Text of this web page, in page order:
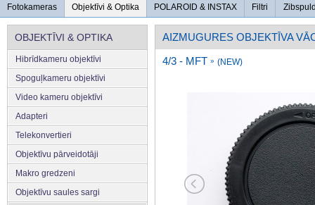
Fotokameras Objektīvi & Optika POLAROID & INSTAX Filtri
OBJEKTĪVI & OPTIKA
Hibrīdkameru objektīvi
Spoguļkameru objektīvi
Video kameru objektīvi
Adapteri
Telekonvertieri
Objektīvu pārveidotāji
Makro gredzeni
Objektīvu saules sargi
AIZMUGURES OBJEKTĪVA
4/3 - MFT » (NEW)